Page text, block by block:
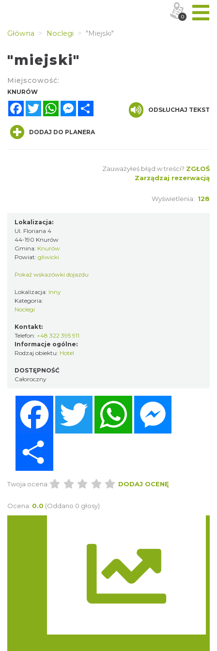
Główna Noclegi "miejski"
"miejski"
Miejscowość:
KNURÓW
FacebookTwitterWhatsAppMessenger
ODSŁUCHAJ TEKST
DODAJ DO PLANERA
Zauważyłeś błąd w treści? ZGŁOŚ
Zarządzaj rezerwacją
Wyświetlenia: 128
Lokalizacja:
Ul. Floriana 4
44-190 Knurów
Gmina: Knurów
Powiat: gliwicki
Pokaż wskazówki dojazdu
Lokalizacja: Inny
Kategoria:
Noclegi
Kontakt:
Telefon: +48 322 395 911
Informacje ogólne:
Rodzaj obiektu: Hotel
DOSTĘPNOŚĆ
Całoroczny
Twitter WhatsApp
Twoja ocena: DODAJ OCENĘ
Ocena: 0.0 (Oddano 0 głosy)
0